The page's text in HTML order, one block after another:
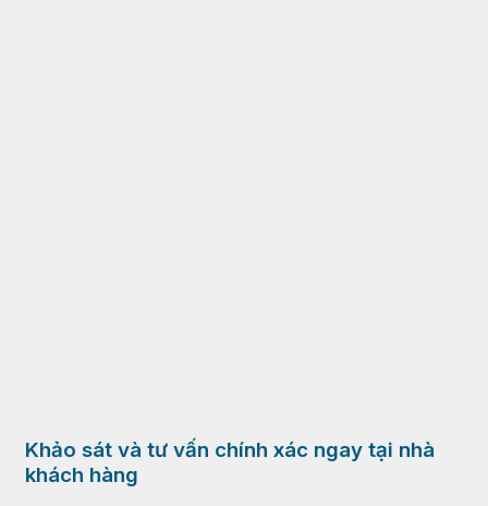
Khảo sát và tư vấn chính xác ngay tại nhà
khách hàng